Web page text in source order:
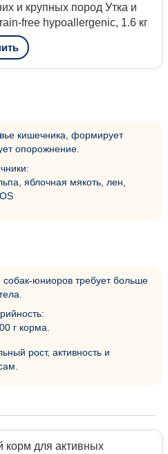
и крупных пород Утка и
free hypoallergenic, 1.6 кг
кишечника, формирует
опорожнение.
яблочная мякоть, лен,
юниоров требует больше
г корма.
рост, активность и
корм для активных